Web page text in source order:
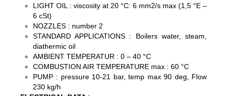
LIGHT OIL : viscosity at 20 °C: 6 mm2/s max (1,5 °E –
6 cSt)
NOZZLES : number 2
STANDARD APPLICATIONS : Boilers water, steam,
diathermic oil
AMBIENT TEMPERATUR : 0 – 40 °C
COMBUSTION AIR TEMPERATURE max : 60 °C
PUMP : pressure 10-21 bar, temp max 90 deg, Flow
230 kg/h